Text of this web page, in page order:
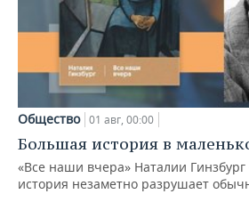
Общество 01 авг, 00:00
Большая история в
«Все наши вчера» Наталии
история незаметно разрушает